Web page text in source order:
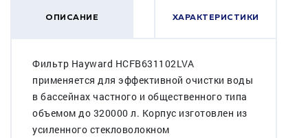
ОПИСАНИЕ ХАРАКТЕРИСТИКИ
Фильтр Hayward HCFB631102LVA
применяется для эффективной очистки воды
в бассейнах частного и общественного типа
объемом до 320000 л. Корпус изготовлен из
усиленного стекловолокном